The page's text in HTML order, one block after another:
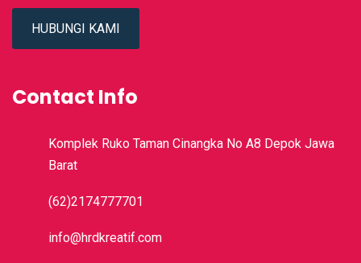
HUBUNGI KAMI
Contact Info
Komplek Ruko Taman Cinangka No A8 Depok Jawa
Barat
(62)2174777701
info@hrdkreatif.com